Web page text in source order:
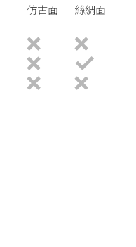
仿古面 絲綢面